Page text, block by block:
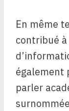
En même
contribué
également
parler